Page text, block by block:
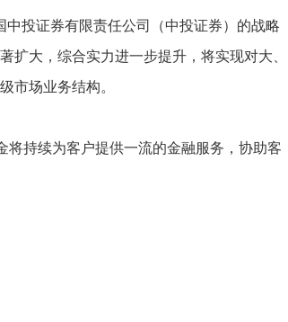
投证券有限责任公司（中投证券）的战略
扩大，综合实力进一步提升，将实现对大、
市场业务结构。
将持续为客户提供一流的金融服务，协助客